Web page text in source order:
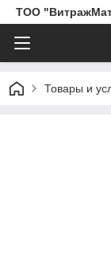
ТОО
Товары и